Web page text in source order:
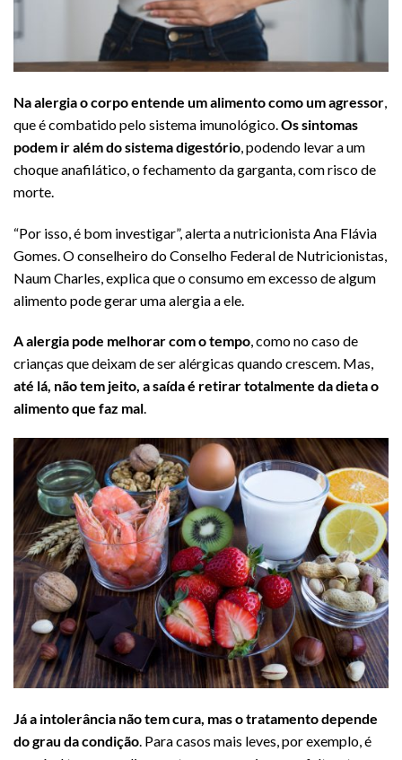
Na alergia ocorpo entende um alimento como um agressor
que é combatido pelo sistema imunológico. Os sintomas
podem ir além do sistema digestório , podendo levar a um
choque anafilático, o fechamento da garganta, com risco de
morte.
“Por isso, é bom investigar”, alerta a nutricionista Ana Flávia
Gomes. O conselheiro do Conselho Federal de Nutricionistas,
Naum Charles, explica que o consumo em excesso de algum
alimento pode gerar uma alergia a ele.
A alergia pode melhorar com o tempo, como no caso de
crianças que deixam de ser alérgicas quando crescem. Mas,
até lá, não tem jeito, a saída é retirar totalmente da dieta o
alimento que faz mal.
Já a intolerância não tem cura, mas o tratamento depende
do grau da condição. Para casos mais leves, por exemplo, é